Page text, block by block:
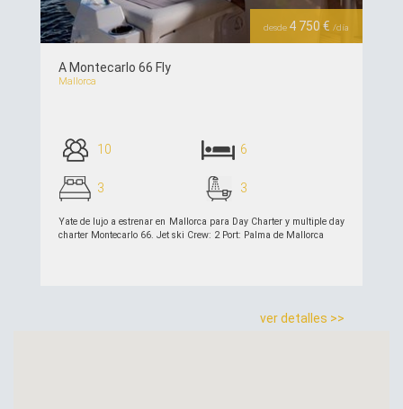
desde 4 750 € /día
A Montecarlo 66 Fly
Mallorca
10 6
3 3
Yate de lujo a estrenar en Mallorca para Day Charter y multiple day
charter Montecarlo 66. Jet ski Crew: 2 Port: Palma de Mallorca
ver detalles >>